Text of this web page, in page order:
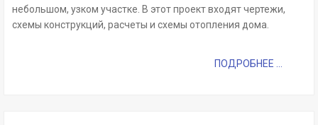
небольшом, узком участке. В этот проект входят чертежи,
схемы конструкций, расчеты и схемы отопления дома.
ПОДРОБНЕЕ ...